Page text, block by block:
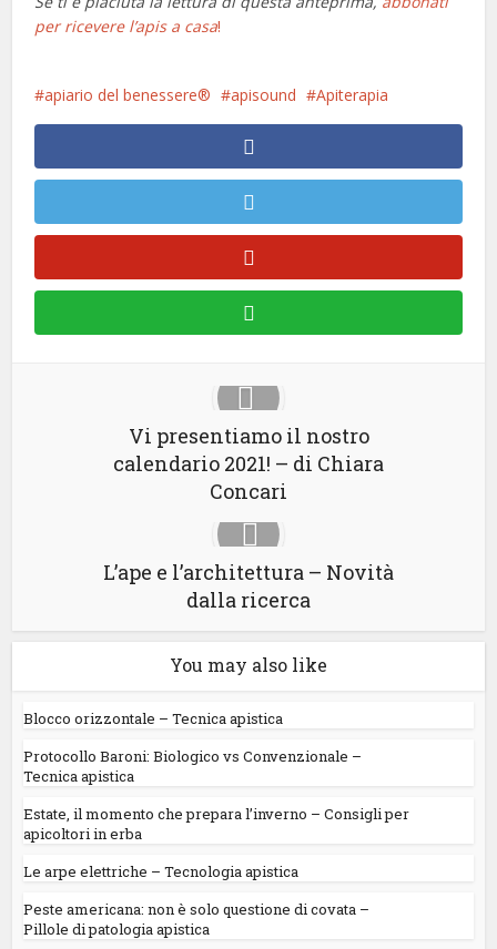
per ricevere l’apis a casa!
apiario del benessere® apisound Apiterapia
Vi presentiamo il nostro
calendario 2021! – di Chiara
Concari
L’ape e l’architettura – Novità
dalla ricerca
You may also like
Blocco orizzontale – Tecnica apistica
Protocollo Baroni: Biologico vs Convenzionale –
Tecnica apistica
Estate, il momento che prepara l’inverno – Consigli per
apicoltori in erba
Le arpe elettriche – Tecnologia apistica
Peste americana: non è solo questione di covata –
Pillole di patologia apistica